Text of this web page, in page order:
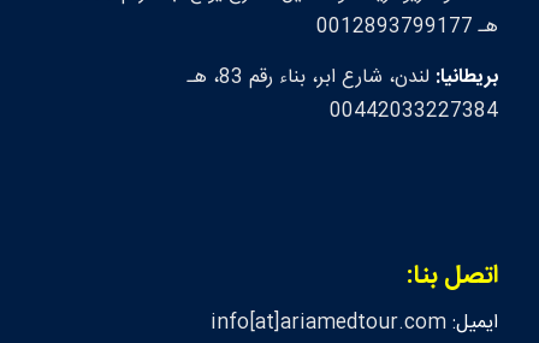
هـ 0012893799177
بريطانيا:
لندن، شارع ابر، بناء رقم 83، هـ
00442033227384
اتصل بنا:
ايميل:info[at]ariamedtour.com